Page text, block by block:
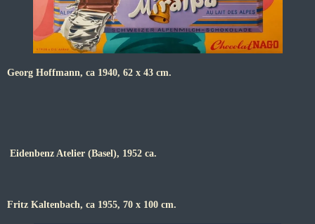
Georg Hoffmann, ca 1940, 62 x 43 cm.
Eidenbenz Atelier (Basel), 1952 ca.
Fritz Kaltenbach, ca 1955, 70 x 100 cm.